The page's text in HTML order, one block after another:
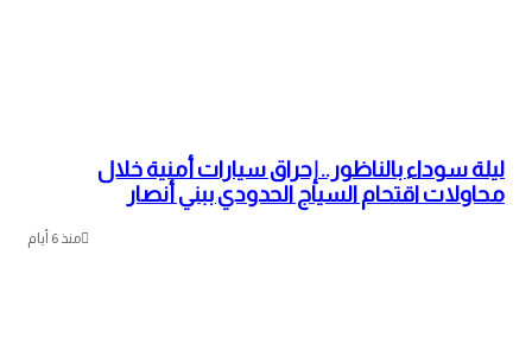
ليلة سوداء بالناظور.. إحراق سيارات أمنية خلال
محاولات اقتحام السياج الحدودي ببني أنصار
منذ 6 أيام